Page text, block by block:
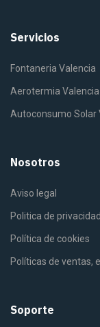
Servicios
Fontaneria Valencia
Aerotermia Valencia
Autoconsumo Solar
Nosotros
Aviso legal
Politica de privacidad
Política de cookies
Políticas de ventas,
Soporte